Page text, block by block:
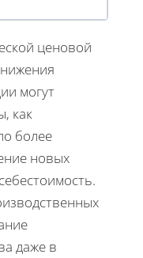
ценовой
могут
как
более
новых
даже в